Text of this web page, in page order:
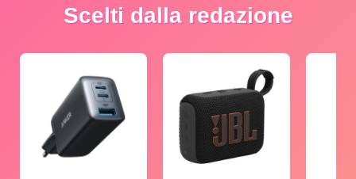
Scelti dalla redazione